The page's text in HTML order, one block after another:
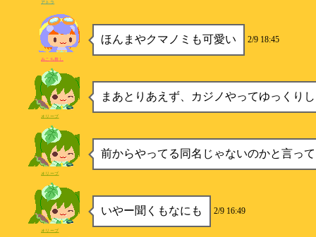
アトラ
ほんまやクマノミも可愛い 2/9 18:45
みこち推し
まあとりあえず、カジノやってゆっくり
オリーブ
前からやってる同名じゃないのかと言っ
オリーブ
いやー聞くもなにも 2/9 16:49
オリーブ